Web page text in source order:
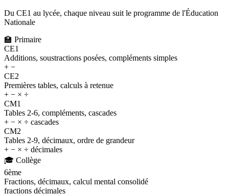
Du CE1 au lycée, chaque niveau suit le programme de l'Éducation
Nationale
🏫 Primaire
CE1
Additions, soustractions posées, compléments simples
+ −
CE2
Premières tables, calculs à retenue
+ − × ÷
CM1
Tables 2-6, compléments, cascades
+ − × ÷ cascades
CM2
Tables 2-9, décimaux, ordre de grandeur
+ − × ÷ décimales
🎓 Collège
6ème
Fractions, décimaux, calcul mental consolidé
fractions décimales